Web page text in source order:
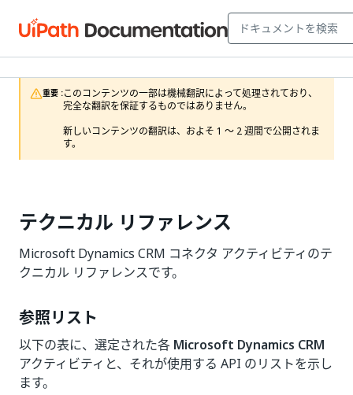
重要 :このコンテンツの一部は機械翻訳によって処理されており、
完全な翻訳を保証するものではありません。
新しいコンテンツの翻訳は、およそ 1 ～ 2 週間で公開されま
す。
テクニカル リファレンス
Microsoft Dynamics CRM コネクタ アクティビティのテ
クニカル リファレンスです。
参照リスト
以下の表に、選定された各 Microsoft Dynamics CRM
アクティビティと、それが使用する API のリストを示し
ます。